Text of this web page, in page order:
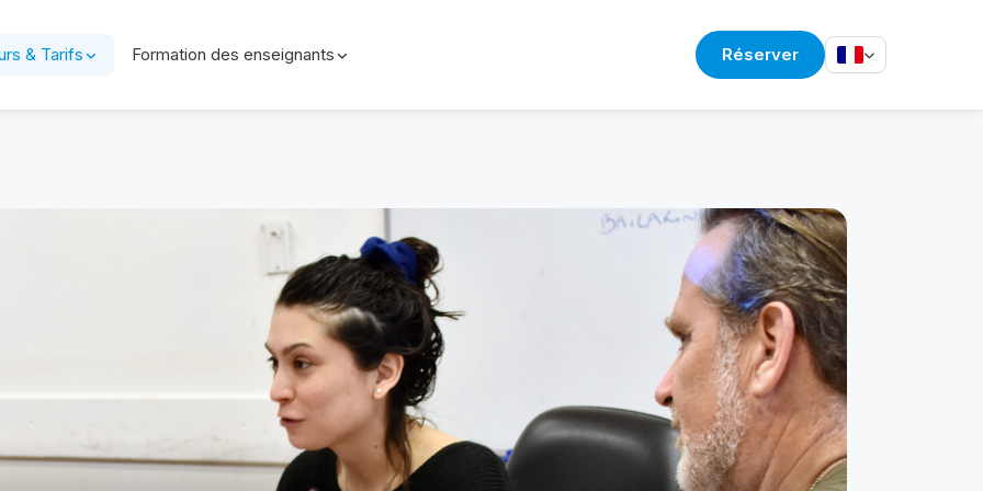
& Tarifs Formation des enseignants Réserver